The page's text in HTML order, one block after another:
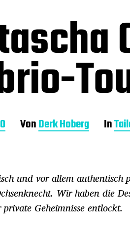
VonDerk Hoberg In
und vor allem authentisch
Wir haben die
Geheimnisse entlockt.